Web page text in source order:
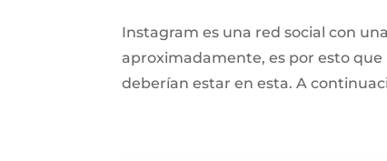
Instagram es una red social con
aproximadamente, es por esto
deberían estar en esta. A